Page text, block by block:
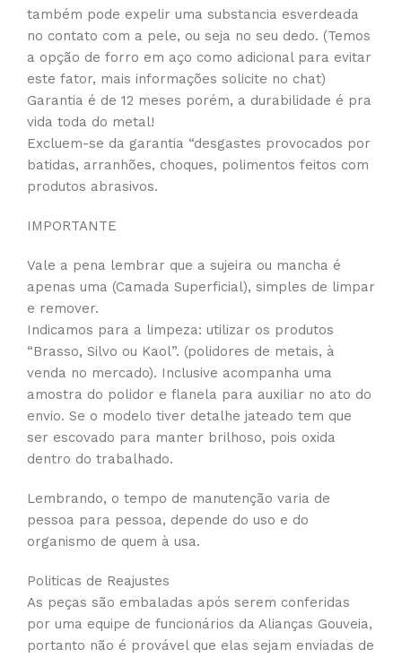
também pode expelir uma substancia esverdeada
no contato com a pele, ou seja no seu dedo. (Temos
a opção de forro em aço como adicional para evitar
este fator, mais informações solicite no chat)
Garantia é de 12 meses porém, a durabilidade é pra
vida toda do metal!
Excluem-se da garantia “desgastes provocados por
batidas, arranhões, choques, polimentos feitos com
produtos abrasivos.
IMPORTANTE
Vale a pena lembrar que a sujeira ou mancha é
apenas uma (Camada Superficial), simples de limpar
e remover.
Indicamos para a limpeza: utilizar os produtos
“Brasso, Silvo ou Kaol”. (polidores de metais, à
venda no mercado). Inclusive acompanha uma
amostra do polidor e flanela para auxiliar no ato do
envio. Se o modelo tiver detalhe jateado tem que
ser escovado para manter brilhoso, pois oxida
dentro do trabalhado.
Lembrando, o tempo de manutenção varia de
pessoa para pessoa, depende do uso e do
organismo de quem à usa.
Politicas de Reajustes
As peças são embaladas após serem conferidas
por uma equipe de funcionários da Alianças Gouveia,
portanto não é provável que elas sejam enviadas de